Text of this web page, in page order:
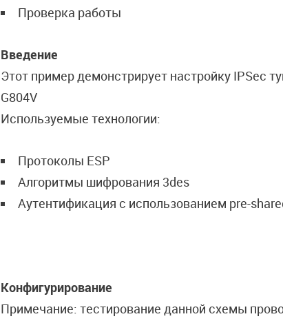
Проверка работы
Введение
Этот пример демонстрирует настройку IPSec
G804V
Используемые технологии:
Протоколы ESP
Алгоритмы шифрования 3des
Аутентификация с использованием pre-
Конфигурирование
Примечание: тестирование данной схемы